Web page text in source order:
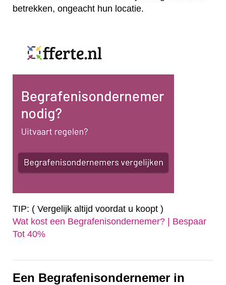
betrekken, ongeacht hun locatie.
TIP: ( Vergelijk altijd voordat u koopt )
Wat kost een Begrafenisondernemer? | Bespaar
Tot 40%‎
Een Begrafenisondernemer in